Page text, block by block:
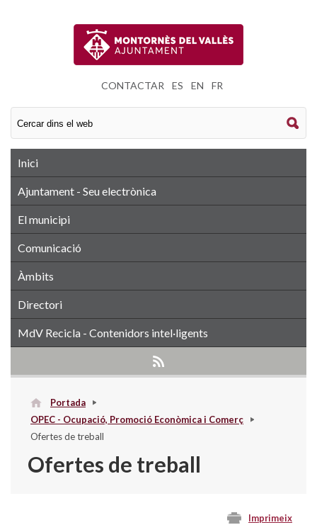
CONTACTAR ES EN FR
Inici
Ajuntament - Seu electrònica
El municipi
Comunicació
Àmbits
Directori
MdV Recicla - Contenidors intel·ligents
Portada
OPEC - Ocupació, Promoció Econòmica i Comerç
Ofertes de treball
Ofertes de treball
Imprimeix